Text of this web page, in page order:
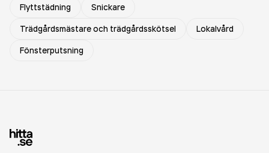
Flyttstädning
Snickare
Trädgårdsmästare och trädgårdsskötsel
Lokalvård
Fönsterputsning